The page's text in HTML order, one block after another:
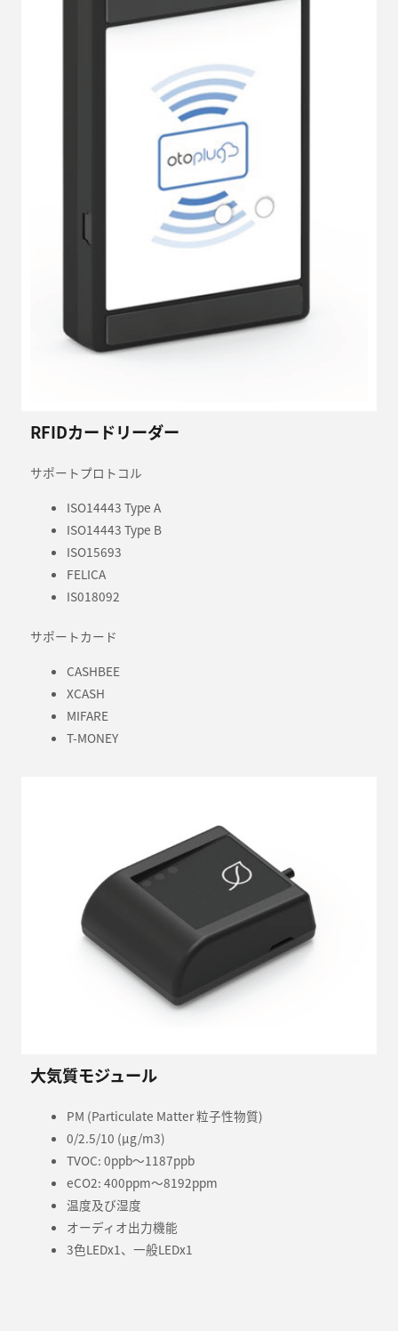
RFIDカードリーダー
サポートプロトコル
ISO14443 Type A
ISO14443 Type B
ISO15693
FELICA
IS018092
サポートカード
CASHBEE
XCASH
MIFARE
T-MONEY
大気質モジュール
PM (Particulate Matter 粒子性物質)
0/2.5/10 (μg/m3)
TVOC: 0ppb～1187ppb
eCO2: 400ppm～8192ppm
温度及び湿度
オーディオ出力機能
3色LEDx1、一般LEDx1